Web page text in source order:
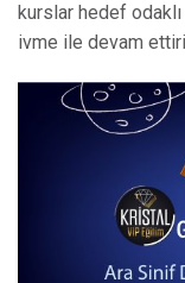
kurslar hedef
ivme ile devam